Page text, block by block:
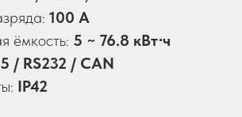
100 А
ёмкость: 5 ~ 76.8 кВт⋅ч
/ RS232 / CAN
IP42